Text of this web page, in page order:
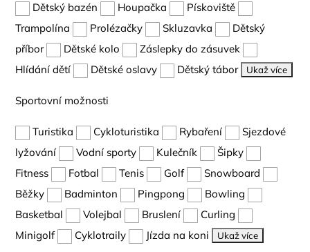
Dětský bazén
Houpačka
Pískoviště
Trampolína
Prolézačky Skluzavka
Dětský
příbor
Dětské kolo
Záslepky do zásuvek
Hlídání dětí
Dětské oslavy Dětský tábor Ukaž více
Sportovní možnosti
Turistika Cykloturistika Rybaření
Sjezdové
lyžování
Vodní sporty Kulečník
Šipky
Fitness
Fotbal Tenis Golf
Snowboard
Běžky
Badminton Pingpong
Bowling
Basketbal
Volejbal Bruslení
Curling
Minigolf
Cyklotraily Jízda na koni Ukaž více